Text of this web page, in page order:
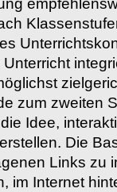
zum zweiten
Idee,
Die
Links zu
im Internet